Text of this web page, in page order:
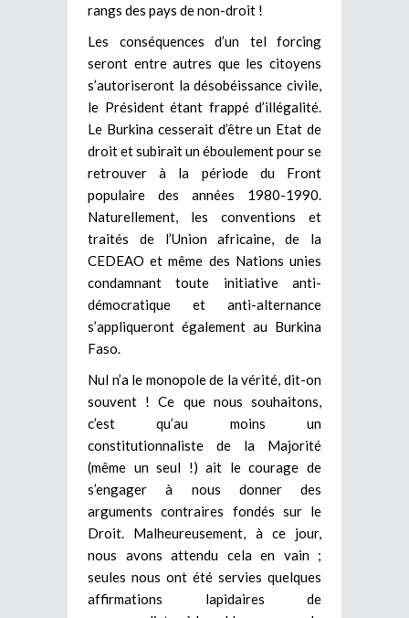
rangs des pays de non-droit !
Les conséquences d’un tel forcing
seront entre autres que les citoyens
s’autoriseront la désobéissance civile,
le Président étant frappé d’illégalité.
Le Burkina cesserait d’être un Etat de
droit et subirait un éboulement pour se
retrouver à la période du Front
populaire des années 1980-1990.
Naturellement, les conventions et
traités de l’Union africaine, de la
CEDEAO et même des Nations unies
condamnant toute initiative anti-
démocratique et anti-alternance
s’appliqueront également au Burkina
Faso.
Nul n’a le monopole de la vérité, dit-on
souvent ! Ce que nous souhaitons,
c’est qu’au moins un
constitutionnaliste de la Majorité
(même un seul !) ait le courage de
s’engager à nous donner des
arguments contraires fondés sur le
Droit. Malheureusement, à ce jour,
nous avons attendu cela en vain ;
seules nous ont été servies quelques
affirmations lapidaires de